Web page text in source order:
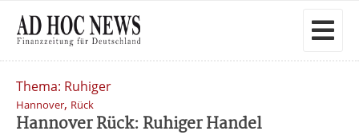
Thema: Ruhiger
Hannover, Rück
Hannover Rück: Ruhiger Handel